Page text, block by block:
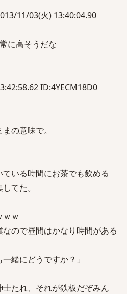
11/03(火) 13:40:04.90
に高そうだな
ID:4YECM18D0
の意味で。
いる時間にお茶でも飲める
てた。
ｗ
なので昼間はかなり時間がある
緒にどうですか？」
たれ、それが鉄板だぞみん